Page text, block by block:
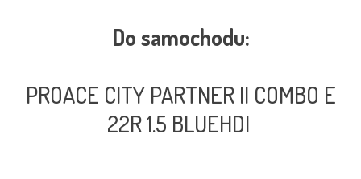
Do samochodu:
PROACE CITY PARTNER II COMBO E
22R 1.5 BLUEHDI